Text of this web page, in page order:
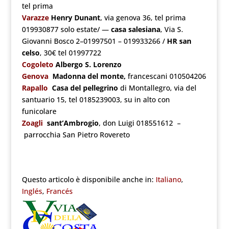
tel prima
Varazze Henry Dunant, via genova 36, tel prima
019930877 solo estate/ — casa salesiana, Via S.
Giovanni Bosco 2–01997501 – 019933266 /HR san
celso, 30€ tel 01997722
Cogoleto Albergo S. Lorenzo
Genova Madonna del monte, francescani 010504206
Rapallo Casa del pellegrino di Montallegro, via del
santuario 15, tel 0185239003, su in alto con
funicolare
Zoagli sant’Ambrogio, don Luigi 018551612 –
parrocchia San Pietro Rovereto
Questo articolo è disponibile anche in: Italiano
Inglés Francés